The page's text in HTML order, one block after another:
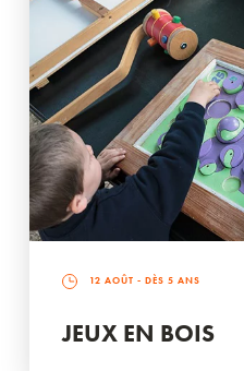
12 AOÛT - DÈS 5 ANS
JEUX EN BOIS